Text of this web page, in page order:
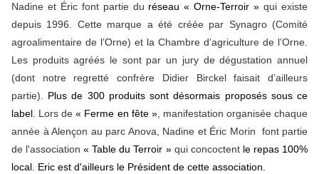
Nadine et Éric font partie du réseau « Orne-Terroir » qui existe
depuis 1996. Cette marque a été créée par Synagro (Comité
agroalimentaire de l’Orne) et la Chambre d’agriculture de l’Orne.
Les produits agréés le sont par un jury de dégustation annuel
(dont notre regretté confrère Didier Birckel faisait d’ailleurs
partie). Plus de 300 produits sont désormais proposés sous ce
label. Lors de« Ferme en fête », manifestation organisée chaque
année à Alençon au parc Anova, Nadine et Éric Morin font partie
de l'association« Table du Terroir »qui concoctent le repas 100%
local. Eric est d'ailleurs le Président de cette association.